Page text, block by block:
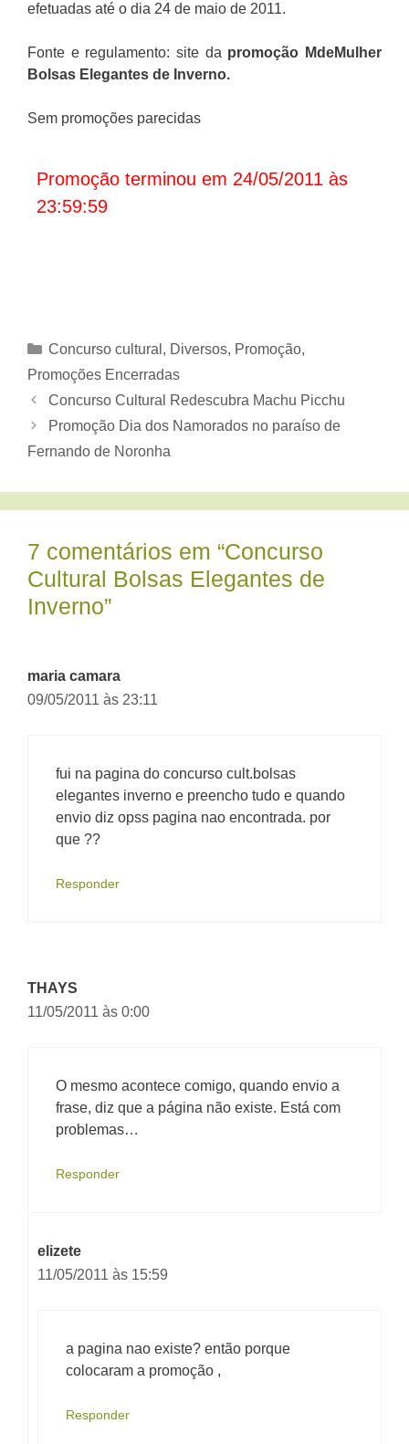
efetuadas até o dia 24 de maio de 2011.
Fonte e regulamento: site da promoção MdeMulher
Bolsas Elegantes de Inverno.
Sem promoções parecidas
Promoção terminou em 24/05/2011 às
23:59:59
Categorias
Concurso cultural , Diversos, Promoção,
Promoções Encerradas
Concurso Cultural Redescubra Machu Picchu
Promoção Dia dos Namorados no paraíso de
Fernando de Noronha
7 comentários em “Concurso
Cultural Bolsas Elegantes de
Inverno”
maria camara
09/05/2011 às 23:11
fui na pagina do concurso cult.bolsas
elegantes inverno e preencho tudo e quando
envio diz opss pagina nao encontrada. por
que ??
Responder
THAYS
11/05/2011 às 0:00
O mesmo acontece comigo, quando envio a
frase, diz que a página não existe. Está com
problemas…
Responder
elizete
11/05/2011 às 15:59
a pagina nao existe? então porque
colocaram a promoção ,
Responder